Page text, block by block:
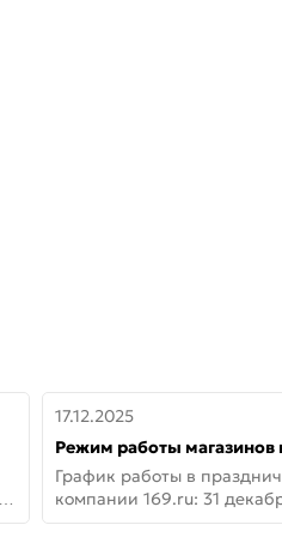
17.12.2025
Режим работы магазинов
праздничные дни с 31
11 января
График работы в
компании 169.ru: 31
Заказы, самовывоз и